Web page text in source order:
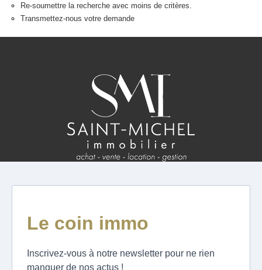
Transaction
ESTIMATION
FAQ
PROPRIÉTAIRES BAILLEURS
RÉSEAUX SOCIAUX
Plus de critères
Créer une alerte
Re-soumettre la recherche avec moins de critères.
Transmettez-nous votre demande